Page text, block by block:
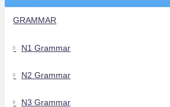
GRAMMAR
N1 Grammar
N2 Grammar
N3 Grammar